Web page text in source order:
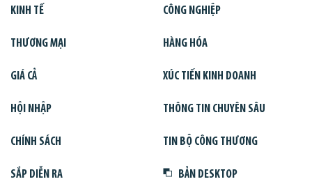
KINH TẾ CÔNG NGHIỆP
THƯƠNG MẠI HÀNG HÓA
GIÁ CẢ XÚC TIẾN KINH DOANH
HỘI NHẬP THÔNG TIN CHUYÊN SÂU
CHÍNH SÁCH TIN BỘ CÔNG THƯƠNG
SẮP DIỄN RA BẢN DESKTOP